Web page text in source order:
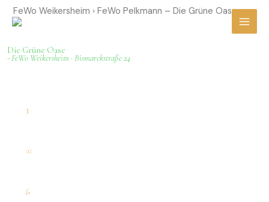
Zum
Inhalt
FeWo Weikersheim › FeWo Pelkmann – Die Grüne Oase
- FeWo Weikersheim · Bismarckstraße 24
Die Grüne Oase
3UNTERKÜNFTE
10
PERSONEN MAX. + KLEINKINDER
6
SCHLAFZIMMER